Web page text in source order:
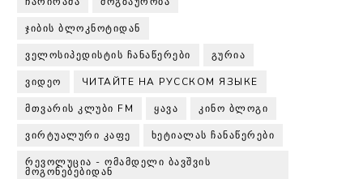
ᲯᲘᲑᲘᲡ ᲑᲚᲝᲙᲜᲝᲢᲘᲓᲐᲜ
ᲕᲔᲚᲝᲡᲘᲞᲔᲓᲘᲡᲢᲘᲡ ᲩᲐᲜᲐᲬᲔᲠᲔᲑᲘ ᲒᲣᲠᲘᲐ
ᲕᲘᲓᲔᲝ ЧИТАЙТЕ НА РУССКОМ ЯЗЫКЕ
ᲛᲗᲕᲐᲠᲘᲡ ᲙᲚᲣᲑᲘ FM ᲧᲐᲕᲐ ᲙᲘᲜᲝ ᲑᲚᲝᲒᲘ
ᲕᲘᲠᲢᲣᲐᲚᲣᲠᲘ ᲙᲐᲤᲔ ᲮᲔᲢᲘᲐᲚᲐᲡ ᲩᲐᲜᲐᲬᲔᲠᲔᲑᲘ
ᲠᲔᲕᲝᲚᲣᲪᲘᲐ - ᲝᲛᲐᲛᲓᲔᲚᲘ ᲑᲐᲕᲨᲕᲘᲡ
ᲛᲝᲒᲝᲜᲔᲑᲔᲑᲘᲓᲐᲜ